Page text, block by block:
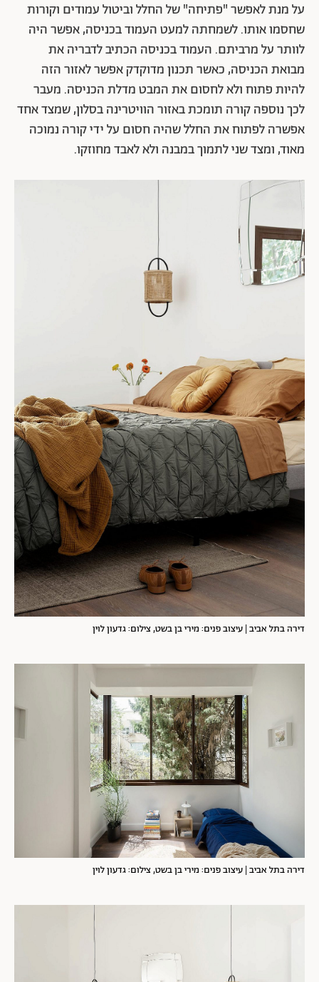
על מנת לאפשר "פתיחה" של החלל וביטול עמודים וקורות
שחסמו אותו. לשמחתה למעט העמוד בכניסה, אפשר היה
לוותר על מרביתם. העמוד בכניסה הכתיב לדבריה את
מבואת הכניסה, כאשר תכנון מדוקדק אפשר לאזור הזה
להיות פתוח ולא לחסום את המבט מדלת הכניסה. מעבר
לכך נוספה קורה תומכת באזור הוויטרינה בסלון, שמצד אחד
אפשרה לפתוח את החלל שהיה חסום על ידי קורה נמוכה
מאוד, ומצד שני לתמוך במבנה ולא לאבד מחוזקו.
דירה בתל אביב | עיצוב פנים: מירי בן בשט, צילום: גדעון לוין
דירה בתל אביב | עיצוב פנים: מירי בן בשט, צילום: גדעון לוין